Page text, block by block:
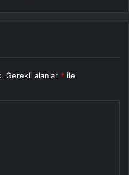
Gerekli alanlar * ile